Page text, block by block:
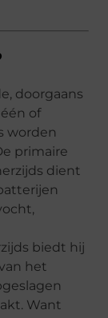
doorgaans
of
worden
primaire
dient
biedt hij
het
Want